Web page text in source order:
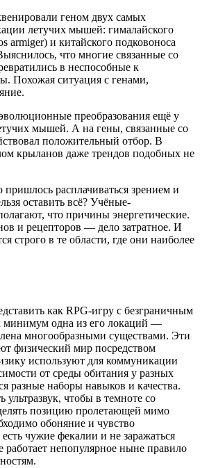
геном двух самых
летучих мышей: гималайского
armiger) и китайского подковоноса
что многие связанные со
в неспособные к
Похожая ситуация с генами,
преобразования ещё у
мышей. А на гены, связанные со
положительный отбор. В
крыланов даже трендов подобных не
расплачиваться зрением и
оставить всё? Учёные-
что причины энергетические.
и рецепторов — дело затратное. И
строго в те области, где они наиболее
как RPG-игру с безграничным
одна из его локаций —
многообразными существами. Эти
физический мир посредством
используют для коммуникации
от среды обитания у разных
разные наборы навыков и качества.
чтобы в темноте со
позицию пролетающей мимо
обоняние и чувство
чужие фекалии и не заражаться
работает непопулярное ныне правило